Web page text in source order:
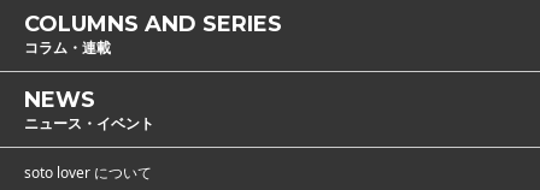
COLUMNS AND SERIES
コラム・連載
NEWS
ニュース・イベント
soto lover について